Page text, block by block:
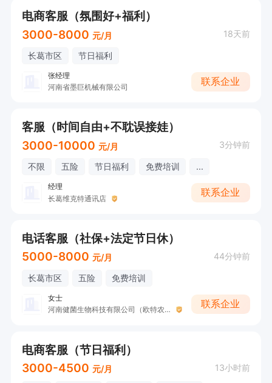
电商客服（氛围好+福利）
3000-8000 元/月 18天前
长葛市区 节日福利
张经理
河南省墨巨机械有限公司
联系企业
客服（时间自由+不耽误接娃）
3000-10000 元/月 3分钟前
不限 五险 节日福利 免费培训 ...
经理
长葛维克特通讯店
联系企业
电话客服（社保+法定节日休）
5000-8000 元/月 44分钟前
长葛市区 五险 免费培训
女士
河南健菌生物科技有限公司（欧特农业）
联系企业
电商客服（节日福利）
3000-4500 元/月 13小时前